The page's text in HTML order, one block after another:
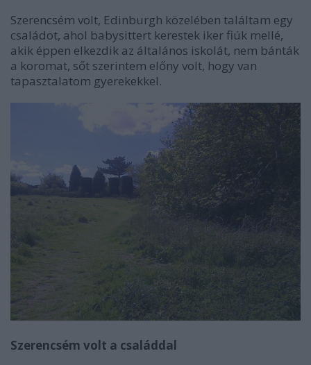
Szerencsém volt, Edinburgh közelében találtam egy
családot, ahol babysittert kerestek iker fiúk mellé,
akik éppen elkezdik az általános iskolát, nem bánták
a koromat, sőt szerintem előny volt, hogy van
tapasztalatom gyerekekkel.
Szerencsém volt a családdal